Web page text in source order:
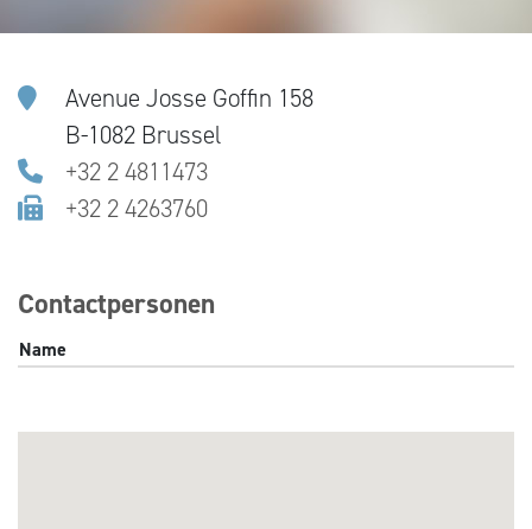
Avenue Josse Goffin 158
B-1082 Brussel
+32 2 4811473
+32 2 4263760
Contactpersonen
Name